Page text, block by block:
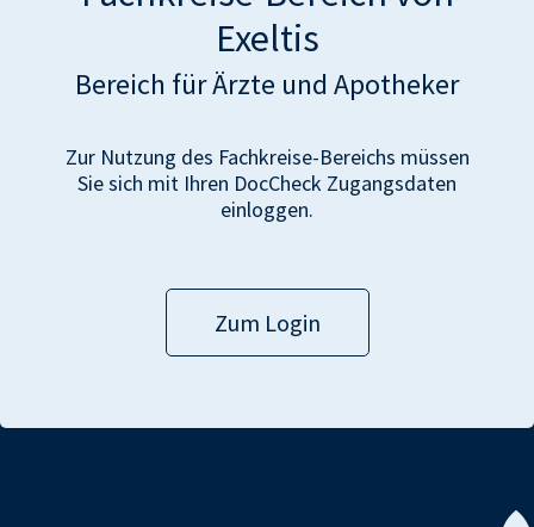
Exeltis
Bereich für Ärzte und Apotheker
Zur Nutzung des Fachkreise-Bereichs müssen
Sie sich mit Ihren DocCheck Zugangsdaten
einloggen.
Zum Login